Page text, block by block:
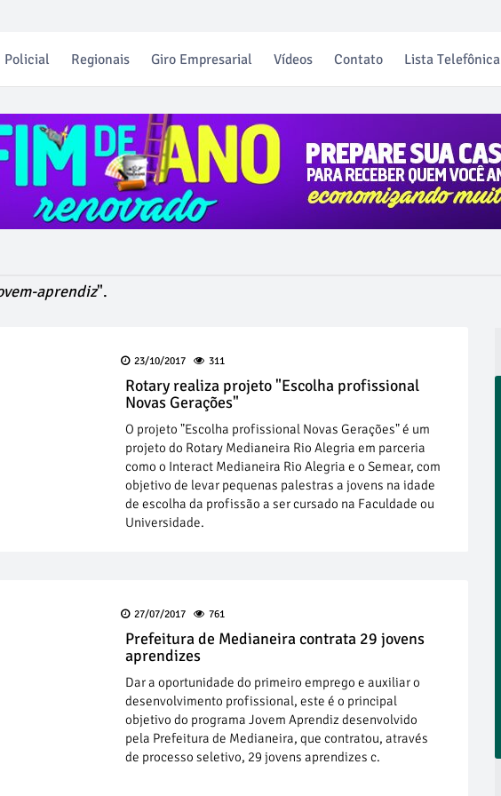
Policial Regionais Giro Empresarial Vídeos Contato Lista Telefônica
aprendiz".
23/10/2017 311
Rotary realiza projeto "Escolha profissional
Novas Gerações"
O projeto "Escolha profissional Novas Gerações" é um
projeto do Rotary Medianeira Rio Alegria em parceria
como o Interact Medianeira Rio Alegria e o Semear, com
objetivo de levar pequenas palestras a jovens na idade
de escolha da profissão a ser cursado na Faculdade ou
Universidade.
27/07/2017 761
Prefeitura de Medianeira contrata 29 jovens
aprendizes
Dar a oportunidade do primeiro emprego e auxiliar o
desenvolvimento profissional, este é o principal
objetivo do programa Jovem Aprendiz desenvolvido
pela Prefeitura de Medianeira, que contratou, através
de processo seletivo, 29 jovens aprendizes c.